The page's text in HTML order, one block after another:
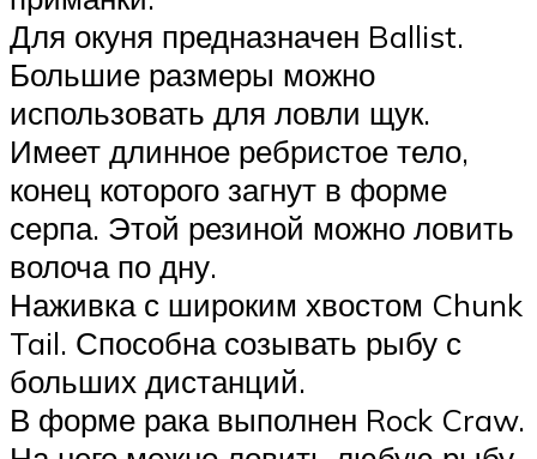
Для окуня предназначен Ballist.
Большие размеры можно
использовать для ловли щук.
Имеет длинное ребристое тело,
конец которого загнут в форме
серпа. Этой резиной можно ловить
волоча по дну.
Наживка с широким хвостом Chunk
Tail. Способна созывать рыбу с
больших дистанций.
В форме рака выполнен Rock Craw.